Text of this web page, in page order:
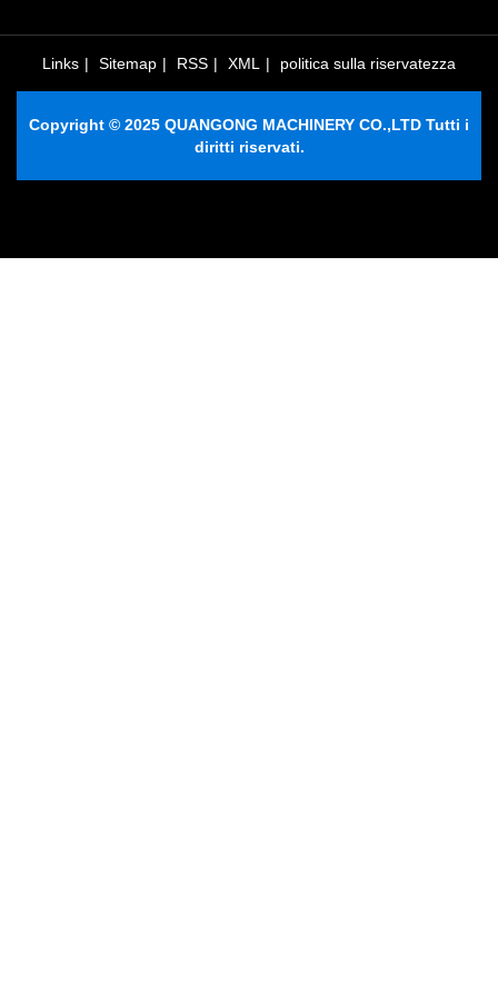
Links | Sitemap | RSS | XML | politica sulla riservatezza
Copyright © 2025 QUANGONG MACHINERY CO.,LTD Tutti i
diritti riservati.